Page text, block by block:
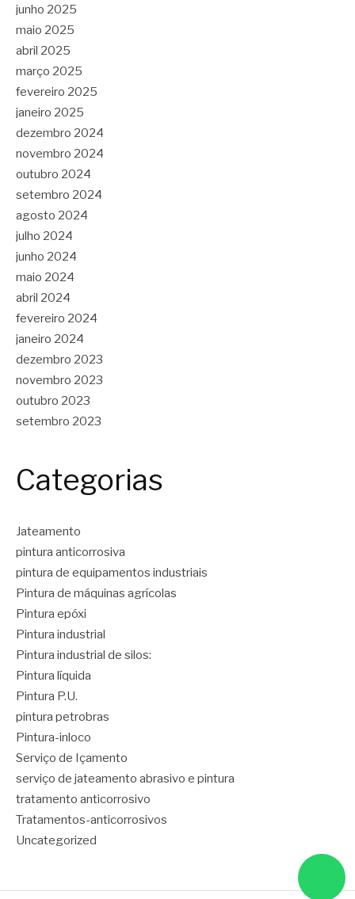
junho 2025
maio 2025
abril 2025
março 2025
fevereiro 2025
janeiro 2025
dezembro 2024
novembro 2024
outubro 2024
setembro 2024
agosto 2024
julho 2024
junho 2024
maio 2024
abril 2024
fevereiro 2024
janeiro 2024
dezembro 2023
novembro 2023
outubro 2023
setembro 2023
Categorias
Jateamento
pintura anticorrosiva
pintura de equipamentos industriais
Pintura de máquinas agrícolas
Pintura epóxi
Pintura industrial
Pintura industrial de silos:
Pintura líquida
Pintura P.U.
pintura petrobras
Pintura-inloco
Serviço de Içamento
serviço de jateamento abrasivo e pintura
tratamento anticorrosivo
Tratamentos-anticorrosivos
Uncategorized